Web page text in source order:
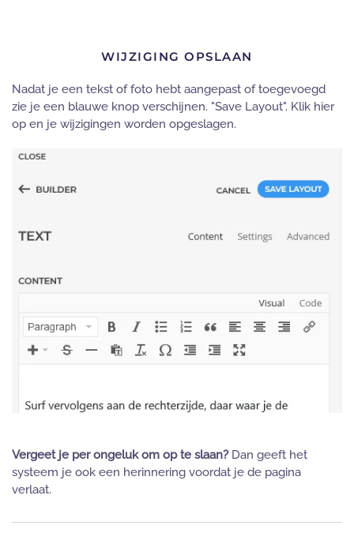
WIJZIGING OPSLAAN
Nadat je een tekst of foto hebt aangepast of toegevoegd
zie je een blauwe knop verschijnen. "Save Layout". Klik hier
op en je wijzigingen worden opgeslagen.
Vergeet je per ongeluk om op te slaan?Dan geeft het
systeem je ook een herinnering voordat je de pagina
verlaat.